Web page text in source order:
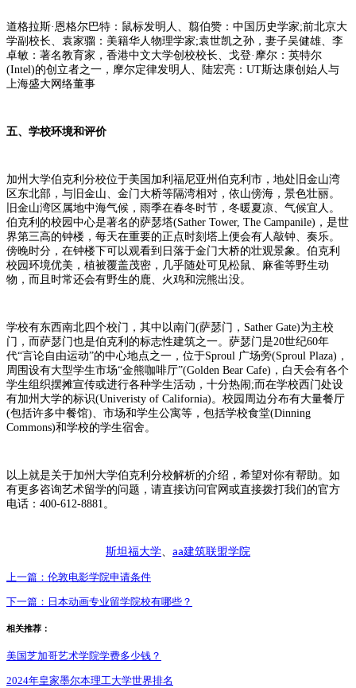
道格拉斯·恩格尔巴特：鼠标发明人、翦伯赞：中国历史学家;前北京大
学副校长、袁家骝：美籍华人物理学家;袁世凯之孙，妻子吴健雄、李
卓敏：著名教育家，香港中文大学创校校长、戈登·摩尔：英特尔
(Intel)的创立者之一，摩尔定律发明人、陆宏亮：UT斯达康创始人与
上海盛大网络董事
五、学校环境和评价
加州大学伯克利分校位于美国加利福尼亚州伯克利市，地处旧金山湾
区东北部，与旧金山、金门大桥等隔湾相对，依山傍海，景色壮丽。
旧金山湾区属地中海气候，雨季在春冬时节，冬暖夏凉、气候宜人。
伯克利的校园中心是著名的萨瑟塔(Sather Tower, The Campanile)，是世
界第三高的钟楼，每天在重要的正点时刻塔上便会有人敲钟、奏乐。
傍晚时分，在钟楼下可以观看到日落于金门大桥的壮观景象。伯克利
校园环境优美，植被覆盖茂密，几乎随处可见松鼠、麻雀等野生动
物，而且时常还会有野生的鹿、火鸡和浣熊出没。
学校有东西南北四个校门，其中以南门(萨瑟门，Sather Gate)为主校
门，而萨瑟门也是伯克利的标志性建筑之一。萨瑟门是20世纪60年
代“言论自由运动”的中心地点之一，位于Sproul 广场旁(Sproul Plaza)，
周围设有大型学生市场“金熊咖啡厅”(Golden Bear Cafe)，白天会有各个
学生组织摆摊宣传或进行各种学生活动，十分热闹;而在学校西门处设
有加州大学的标识(Univeristy of California)。校园周边分布有大量餐厅
(包括许多中餐馆)、市场和学生公寓等，包括学校食堂(Dinning
Commons)和学校的学生宿舍。
以上就是关于加州大学伯克利分校解析的介绍，希望对你有帮助。如
有更多咨询艺术留学的问题，请直接访问官网或直接拨打我们的官方
电话：400-612-8881。
斯坦福大学 aa建筑联盟学院
上一篇： 伦敦电影学院申请条件
下一篇： 日本动画专业留学院校有哪些？
相关推荐：
美国芝加哥艺术学院学费多少钱？
2024年皇家墨尔本理工大学世界排名